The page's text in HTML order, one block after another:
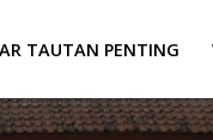
TAUTAN PENTING